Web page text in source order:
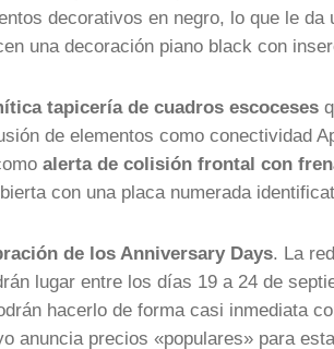
decorativos en negro, lo que le da
una decoración piano black con
tapicería de cuadros escoceses
de elementos como conectividad
alerta de colisión frontal con
con una placa numerada
de los Anniversary Days. La
lugar entre los días 19 a 24 de
hacerlo de forma casi inmediata
anuncia precios «populares» para